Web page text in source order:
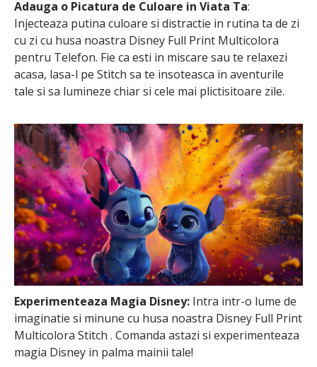
Adauga o Picatura de Culoare in Viata Ta:
Injecteaza putina culoare si distractie in rutina ta de zi
cu zi cu husa noastra Disney Full Print Multicolora
pentru Telefon. Fie ca esti in miscare sau te relaxezi
acasa, lasa-l pe Stitch sa te insoteasca in aventurile
tale si sa lumineze chiar si cele mai plictisitoare zile.
Experimenteaza Magia Disney: Intra intr-o lume de
imaginatie si minune cu husa noastra Disney Full Print
Multicolora Stitch . Comanda astazi si experimenteaza
magia Disney in palma mainii tale!